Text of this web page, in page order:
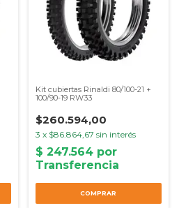
Kit cubiertas Rinaldi 80/100-21 +
100/90-19 RW33
$260.594,00
3 x $86.864,67 sin interés
COMPRAR